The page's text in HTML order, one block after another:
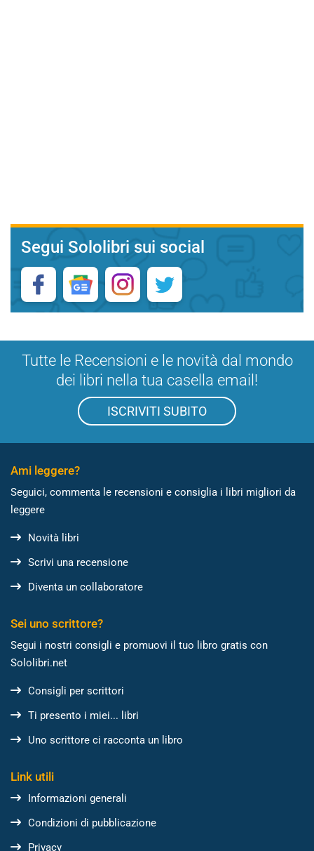
Segui Sololibri sui social
Tutte le Recensioni e le novità dal mondo
dei libri nella tua casella email!
ISCRIVITI SUBITO
Ami leggere?
Seguici, commenta le recensioni e consiglia i libri migliori da
leggere
Novità libri
Scrivi una recensione
Diventa un collaboratore
Sei uno scrittore?
Segui i nostri consigli e promuovi il tuo libro gratis con
Sololibri.net
Consigli per scrittori
Ti presento i miei... libri
Uno scrittore ci racconta un libro
Link utili
Informazioni generali
Condizioni di pubblicazione
Privacy